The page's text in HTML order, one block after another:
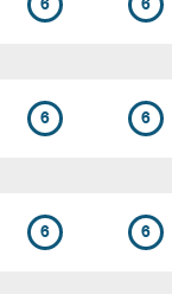
6 6
6 6
6 6